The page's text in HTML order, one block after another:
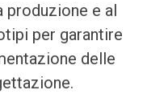
produzione e al
per garantire
delle